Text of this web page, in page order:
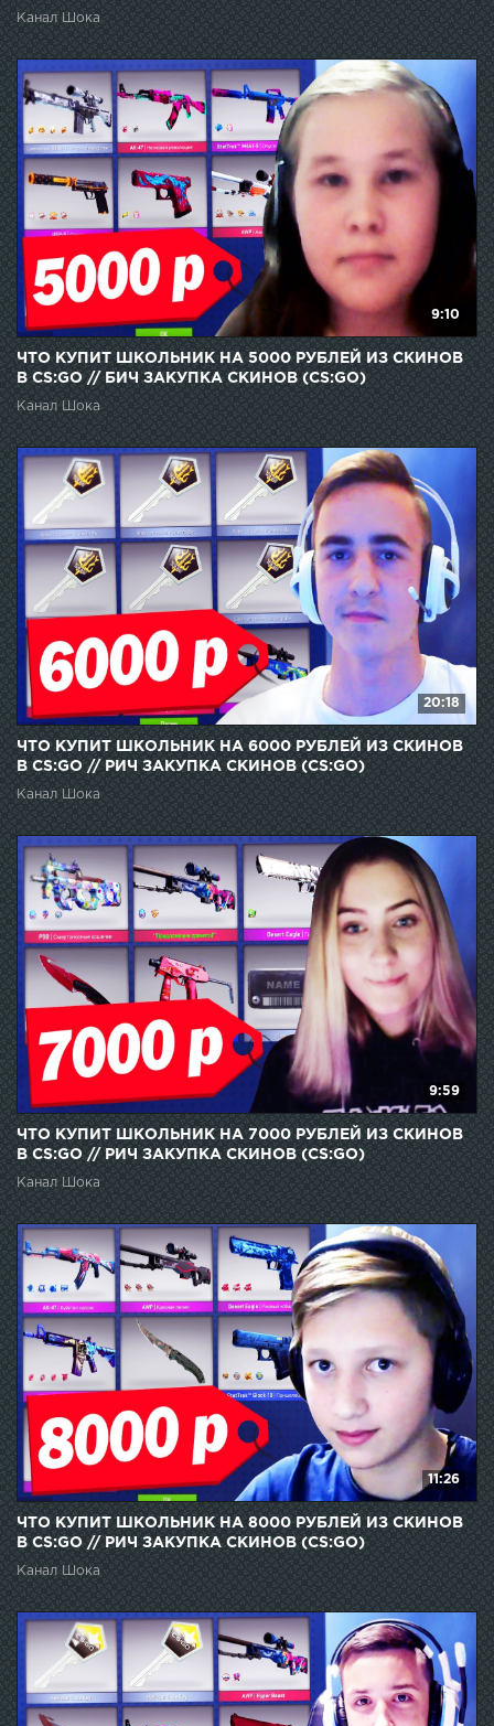
Канал Шока
9:10
ЧТО КУПИТ ШКОЛЬНИК НА 5000 РУБЛЕЙ ИЗ СКИНОВ
В CS:GO // БИЧ ЗАКУПКА СКИНОВ (CS:GO)
Канал Шока
20:18
ЧТО КУПИТ ШКОЛЬНИК НА 6000 РУБЛЕЙ ИЗ СКИНОВ
В CS:GO // РИЧ ЗАКУПКА СКИНОВ (CS:GO)
Канал Шока
9:59
ЧТО КУПИТ ШКОЛЬНИК НА 7000 РУБЛЕЙ ИЗ СКИНОВ
В CS:GO // РИЧ ЗАКУПКА СКИНОВ (CS:GO)
Канал Шока
11:26
ЧТО КУПИТ ШКОЛЬНИК НА 8000 РУБЛЕЙ ИЗ СКИНОВ
В CS:GO // РИЧ ЗАКУПКА СКИНОВ (CS:GO)
Канал Шока